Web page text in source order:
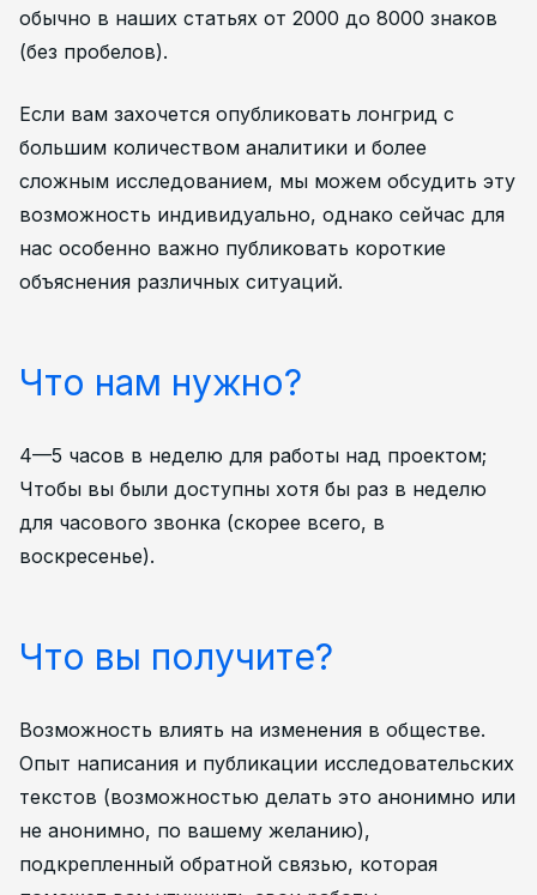
обычно в наших статьях от 2000 до 8000 знаков
(без пробелов).
Если вам захочется опубликовать лонгрид с
большим количеством аналитики и более
сложным исследованием, мы можем обсудить эту
возможность индивидуально, однако сейчас для
нас особенно важно публиковать короткие
объяснения различных ситуаций.
Что нам нужно?
4—5 часов в неделю для работы над проектом;
Чтобы вы были доступны хотя бы раз в неделю
для часового звонка (скорее всего, в
воскресенье).
Что вы получите?
Возможность влиять на изменения в обществе.
Опыт написания и публикации исследовательских
текстов (возможностью делать это анонимно или
не анонимно, по вашему желанию),
подкрепленный обратной связью, которая